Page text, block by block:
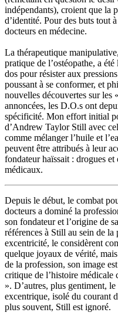
indépendants), croient que la
d’identité. Pour des buts tout
docteurs en médecine.
La thérapeutique
pratique de l’ostéopathe, a
dos pour résister aux
poussant à se conformer, et
nouvelles découvertes sur les
annoncées, les D.O.s ont
spécificité. Mon effort initial
d’Andrew Taylor Still avec
comme mélanger l’huile et
peuvent être attribués à leur
fondateur haïssait : drogues
médicaux.
Depuis le début, le combat
docteurs a dominé la
son fondateur et l’origine de
références à Still au sein de la
excentricité, le considèrent
quelque joyaux de vérité,
de la profession, son image
critique de l’histoire médicale
». D’autres, plus gentiment,
excentrique, isolé du courant
plus souvent, Still est ignoré.